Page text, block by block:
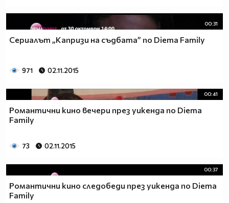
00:31
Сериалът „Капризи на съдбата” по Diema Family
971 02.11.2015
00:41
Романтични кино вечери през уикенда по Diema
Family
73 02.11.2015
00:37
Романтични кино следобеди през уикенда по Diema
Family